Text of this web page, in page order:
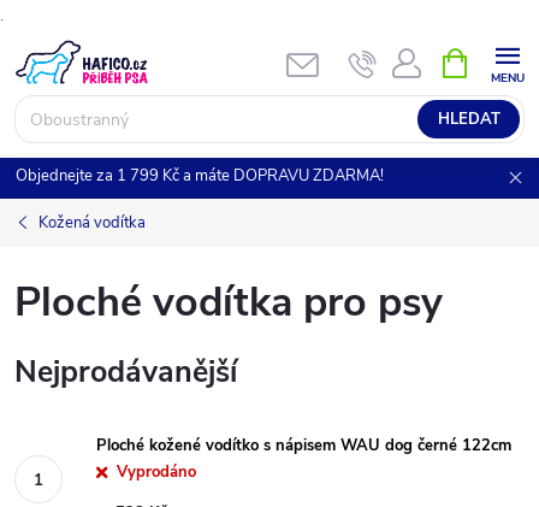
.
na
obsah
HLEDAT
NÁKUPNÍ
KOŠÍK
Objednejte za 1 799 Kč a máte DOPRAVU ZDARMA!
Kožená vodítka
Ploché vodítka pro psy
Nejprodávanější
Ploché kožené vodítko s nápisem WAU dog černé 122cm
Vyprodáno